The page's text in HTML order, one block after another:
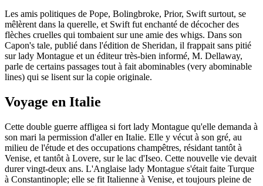
Les amis politiques de Pope, Bolingbroke, Prior, Swift surtout, se
mêlèrent dans la querelle, et Swift fut enchanté de décocher des
flèches cruelles qui tombaient sur une amie des whigs. Dans son
Capon's tale, publié dans l'édition de Sheridan, il frappait sans pitié
sur lady Montague et un éditeur très-bien informé, M. Dellaway,
parle de certains passages tout à fait abominables (very abominable
lines) qui se lisent sur la copie originale.
Voyage en Italie
Cette double guerre affligea si fort lady Montague qu'elle demanda à
son mari la permission d'aller en Italie. Elle y vécut à son gré, au
milieu de l'étude et des occupations champêtres, résidant tantôt à
Venise, et tantôt à Lovere, sur le lac d'Iseo. Cette nouvelle vie devait
durer vingt-deux ans. L'Anglaise lady Montague s'était faite Turque
à Constantinople; elle se fit Italienne à Venise, et toujours pleine de